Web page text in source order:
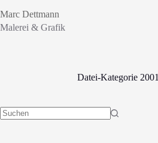
Inhalt
springen
Marc Dettmann
Malerei & Grafik
Datei-Kategorie2001